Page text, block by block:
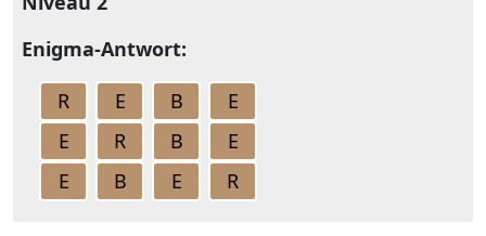
Enigma-Antwort:
R
E B
E
E
R B
E
E
B E R